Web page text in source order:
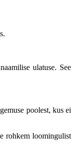
ulatuse. See
poolest, kus ei
rohkem loomingulist